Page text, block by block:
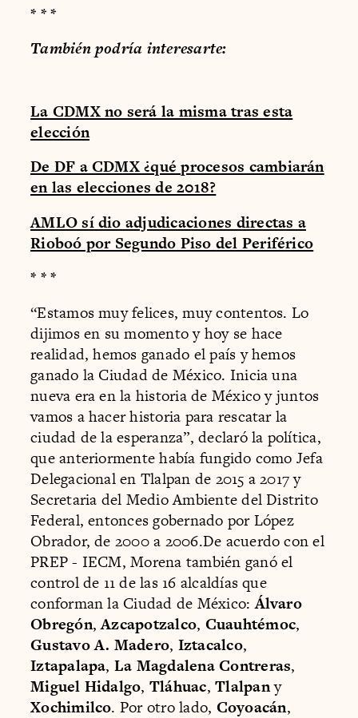
* * *
También podría interesarte:
La CDMX no será la misma tras esta
elección
De DF a CDMX ¿qué procesos cambiarán
en las elecciones de 2018?
AMLO sí dio adjudicaciones directas a
Rioboó por Segundo Piso del Periférico
* * *
“Estamos muy felices, muy contentos. Lo
dijimos en su momento y hoy se hace
realidad, hemos ganado el país y hemos
ganado la Ciudad de México. Inicia una
nueva era en la historia de México y juntos
vamos a hacer historia para rescatar la
ciudad de la esperanza”, declaró la política,
que anteriormente había fungido como Jefa
Delegacional en Tlalpan de 2015 a 2017 y
Secretaria del Medio Ambiente del Distrito
Federal, entonces gobernado por López
Obrador, de 2000 a 2006.De acuerdo con el
PREP - IECM, Morena también ganó el
control de 11 de las 16 alcaldías que
conforman la Ciudad de México:Álvaro
Obregón,Azcapotzalco, Cuauhtémoc,
Gustavo A. Madero, Iztacalco,
Iztapalapa, La Magdalena Contreras,
Miguel Hidalgo, Tláhuac,Tlalpany
Xochimilco. Por otro lado, Coyoacán,